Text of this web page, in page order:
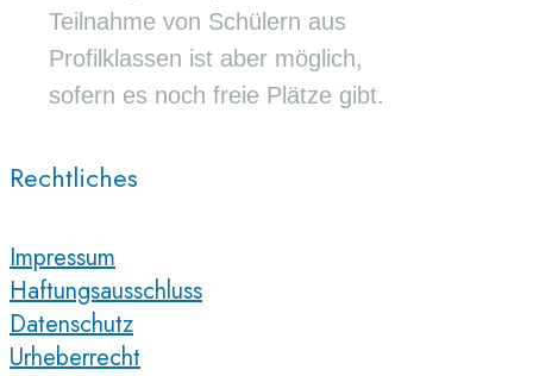
Teilnahme von Schülern aus
Profilklassen ist aber möglich,
sofern es noch freie Plätze gibt.
Rechtliches
Impressum
Haftungsausschluss
Datenschutz
Urheberrecht